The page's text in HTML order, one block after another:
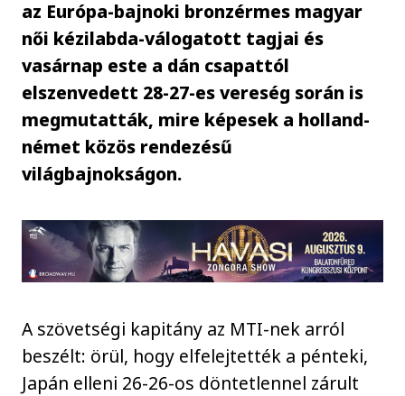
az Európa-bajnoki bronzérmes magyar
női kézilabda-válogatott tagjai és
vasárnap este a dán csapattól
elszenvedett 28-27-es vereség során is
megmutatták, mire képesek a holland-
német közös rendezésű
világbajnokságon.
A szövetségi kapitány az MTI-nek arról
beszélt: örül, hogy elfelejtették a pénteki,
Japán elleni 26-26-os döntetlennel zárult